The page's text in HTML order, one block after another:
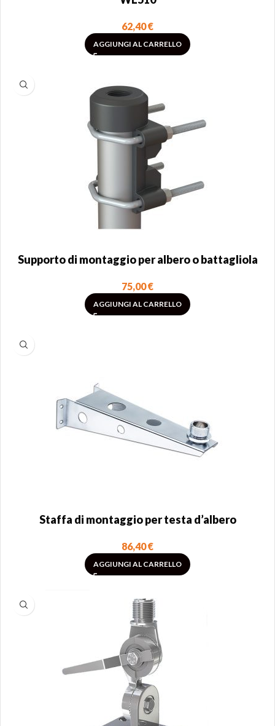
62,40€
AGGIUNGI AL CARRELLO
Supporto di montaggio per albero o battagliola
75,00€
AGGIUNGI AL CARRELLO
Staffa di montaggio per testa d’albero
86,40€
AGGIUNGI AL CARRELLO